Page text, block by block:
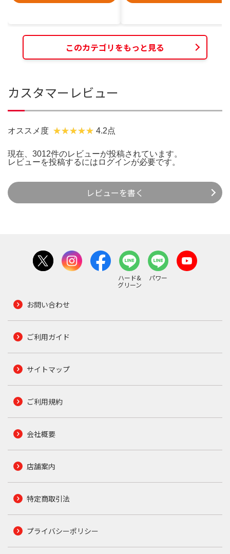
このカテゴリをもっと見る
カスタマーレビュー
オススメ度 4.2点
現在、3012件のレビューが投稿されています。
レビューを投稿するには ログインが必要です。
レビューを書く
ハード&
グリーン
パワー
お問い合わせ
ご利用ガイド
サイトマップ
ご利用規約
会社概要
店舗案内
特定商取引法
プライバシーポリシー